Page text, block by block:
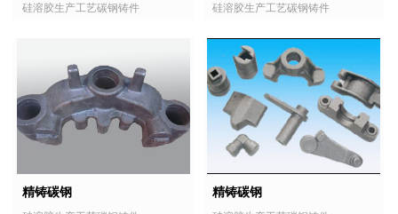
硅溶胶生产工艺碳钢铸件 硅溶胶生产工艺碳钢铸件
精铸碳钢 精铸碳钢